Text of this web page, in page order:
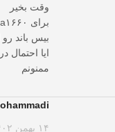
وقت بخیر
بیس باند رو
ایا
ممنونم
۱۴ بهمن ۱۴۰۲ در ۱۰:۰۱ ق.ظ